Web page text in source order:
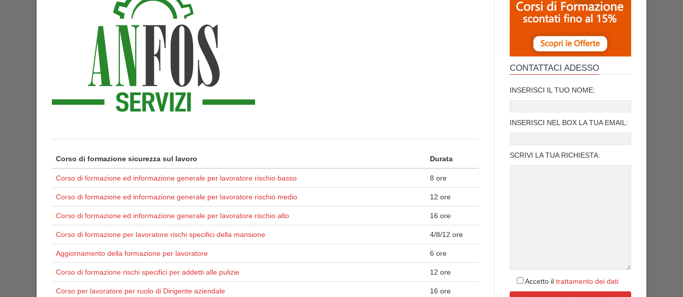
Corso di formazione sicurezza sul lavoro Durata
Corso di formazione ed informazione generale per lavoratore rischio basso 8 ore
Corso di formazione ed informazione generale per lavoratore rischio medio 12 ore
Corso di formazione ed informazione generale per lavoratore rischio alto 16 ore
Corso di formazione per lavoratore rischi specifici della mansione 4/8/12 ore
Aggiornamento della formazione per lavoratore 6 ore
Corso di formazione rischi specifici per addetti alle pulizie 12 ore
Corso per lavoratore per ruolo di Dirigente aziendale 16 ore
CONTATTACI ADESSO
INSERISCI IL TUO NOME:
INSERISCI NEL BOX LA TUA EMAIL:
SCRIVI LA TUA RICHIESTA:
Accetto il trattamento dei dati